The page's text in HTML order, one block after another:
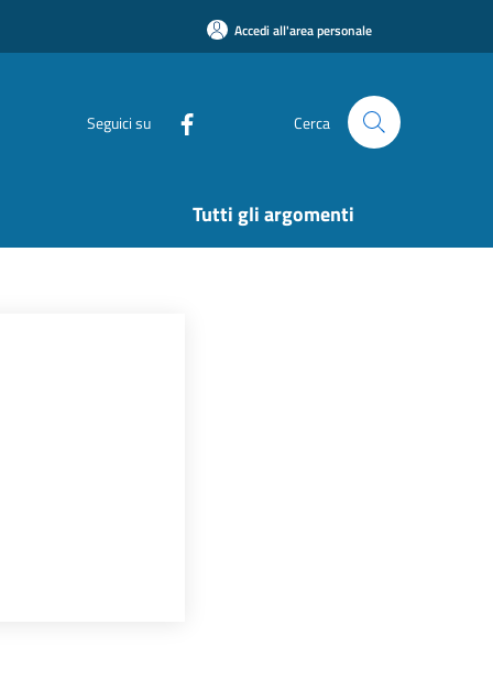
Accedi all'area personale
Seguici su Cerca
Tutti gli argomenti